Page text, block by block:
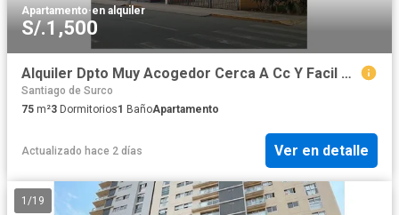
Apartamento·en alquiler
S/.1,500
Alquiler Dpto Muy Acogedor Cerca A Cc Y Facil Transporte Resid Proceres Surco
Santiago de Surco
75 m²3 Dormitorios1 BañoApartamento
Actualizado hace 2 días Ver en detalle
1 /19